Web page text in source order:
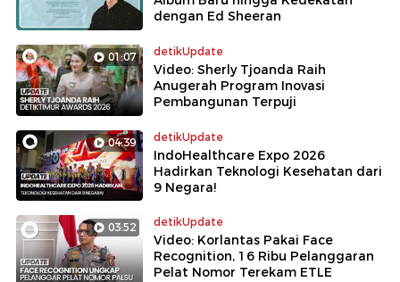
dengan Ed Sheeran
01:07 detikUpdate
Video: Sherly Tjoanda Raih
Anugerah Program Inovasi
Pembangunan Terpuji
04:39 detikUpdate
IndoHealthcare Expo 2026
Hadirkan Teknologi Kesehatan dari
9 Negara!
03:52 detikUpdate
Video: Korlantas Pakai Face
Recognition, 16 Ribu Pelanggaran
Pelat Nomor Terekam ETLE